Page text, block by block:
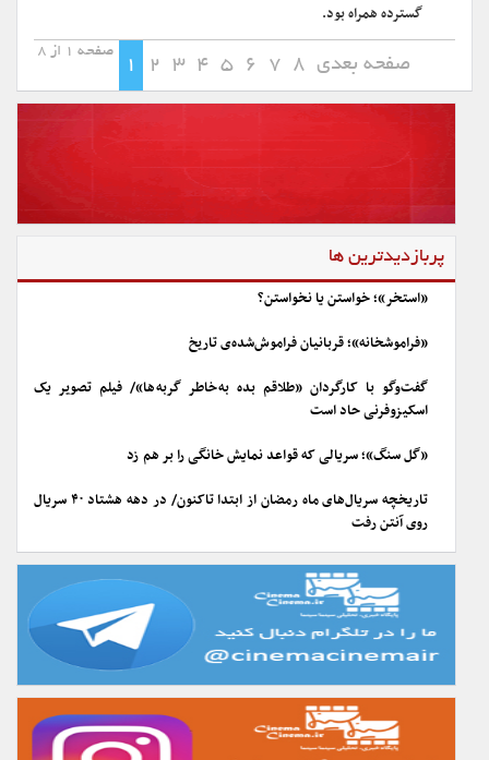
گسترده همراه بود.
صفحه 1 از 8
1 2 3 4 5 6 7 8 صفحه بعدی
پربازدیدترین ها
«استخر»؛ خواستن یا نخواستن؟
«فراموشخانه»؛ قربانیان فراموش‌شده‌ی تاریخ
گفت‌وگو با کارگردان «طلاقم بده به خاطر گربه ها»/ فیلم تصویر یک
اسکیزوفرنی حاد است
«گل سنگ»؛ سریالی که قواعد نمایش خانگی را بر هم زد
تاریخچه سریال‌های ماه رمضان از ابتدا تاکنون/ در دهه هشتاد ۴۰ سریال
روی آنتن رفت